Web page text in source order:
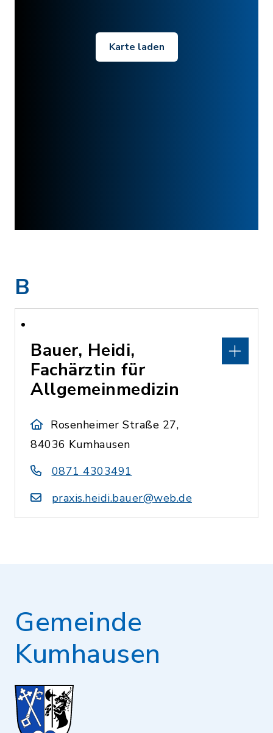
Karte laden
B
Bauer, Heidi,
Fachärztin für
Allgemeinmedizin
Rosenheimer Straße 27,
84036 Kumhausen
0871 4303491
praxis.heidi.bauer@web.de
Gemeinde
Kumhausen